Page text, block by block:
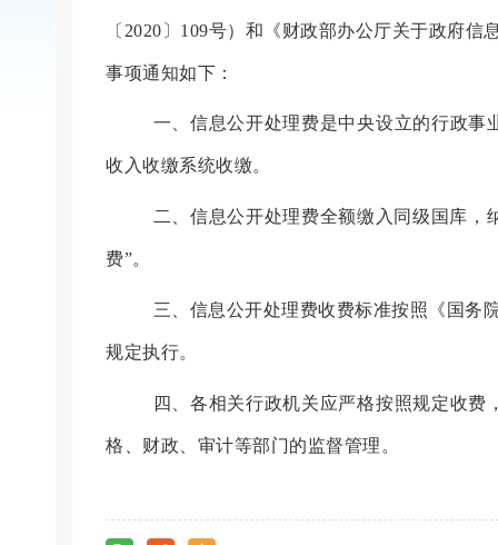
〔 2020 〕 109号） 和《财政部办公厅关于政府信
事项通知如下：
一、信息公开处理费是中央设立的行政
收入收缴系统收缴。
二、信息公开处理费全额缴入同级国库，
费”。
三、 信息公开处理费收费标准按照《 国务
规定执行。
四、各相关行政机关应严格按照规定收
格、财政、审计等部门的监督管理。